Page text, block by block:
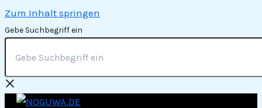
Zum Inhalt springen
Gebe Suchbegriff ein